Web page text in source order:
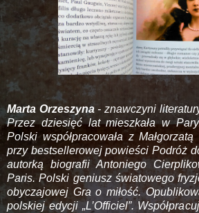
Marta Orzeszyna- znawczyni
Przez dziesięć lat mieszkała w
Polski współpracowała z
przy bestsellerowej powieści Podróż
autorką biografii Antoniego
Paris. Polski geniusz światowego
obyczajowej Gra o miłość.
polskiej edycji „L’Officiel”.